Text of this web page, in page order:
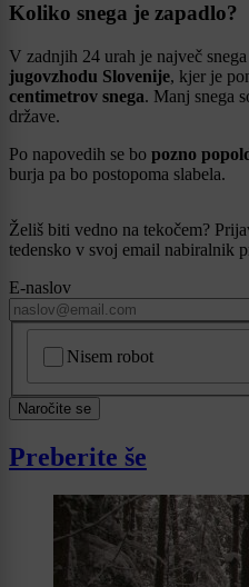
Koliko snega je zapadlo?
V zadnjih 24 urah je največ
jugovzhodu Slovenije, kjer je
centimetrov snega. Manj snega
države.
Po napovedih se bo pozno
burja pa bo postopoma slabela.
Želiš biti vedno na tekočem?
tedensko v svoj email nabiralnik
E-naslov
Nisem robot
Naročite se
Preberite še